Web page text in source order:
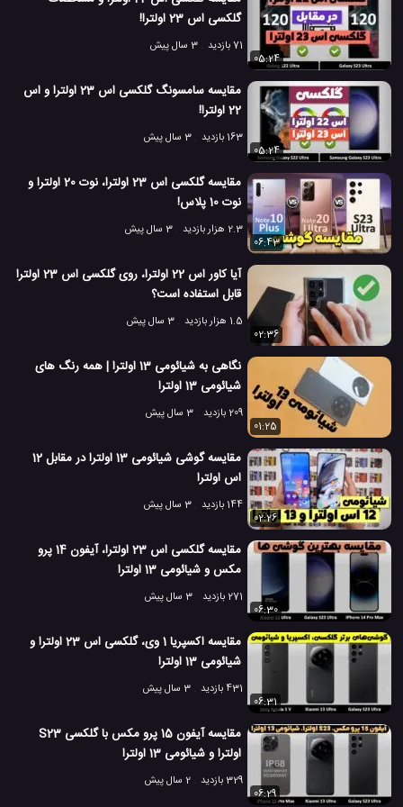
# گوشی های Huawei گوشی هواوی نوا 11 اولترا
# محصولات هواوی # موبایل Huawei
# موبایل هواوی # موبایل هواوی نوا 11 اولترا
202 بازدید
3 سال پیش بررسی تکنولوژی
گلکسی اس 23 اولترا!
71 بازدید
3 سال پیش
05:24
مقایسه سامسونگ گلکسی اس 23 اولترا و اس
22 اولترا!
163 بازدید
3 سال پیش
05:24
مقایسه گلکسی اس 23 اولترا، نوت 20 اولترا و
نوت 10 پلاس!
2.3 هزار بازدید
3 سال پیش
06:43
آیا کاور اس 22 اولترا، روی گلکسی اس 23 اولترا
قابل استفاده است؟
1.5 هزار بازدید
3 سال پیش
02:36
نگاهی به شیائومی 13 اولترا | همه رنگ های
شیائومی 13 اولترا
209 بازدید
3 سال پیش
01:25
مقایسه گوشی شیائومی 13 اولترا در مقابل 12
اس اولترا
144 بازدید
3 سال پیش
02:26
مقایسه گلکسی اس 23 اولترا، آیفون 14 پرو
مکس و شیائومی 13 اولترا
271 بازدید
3 سال پیش
06:30
مقایسه اکسپریا 1 وی، گلکسی اس 23 اولترا و
شیائومی 13 اولترا
431 بازدید
3 سال پیش
06:31
مقایسه آیفون 15 پرو مکس با گلکسی S23
اولترا و شیائومی 13 اولترا
329 بازدید
2 سال پیش
06:29